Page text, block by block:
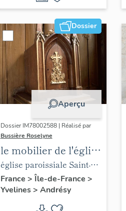
Dossier
Aperçu
Dossier IM78002588 | Réalisé par
Bussière Roselyne
le mobilier de l'église
Saint-Germain-de-
Paris (liste
supplémentaire)
église paroissiale Saint-
Germain
France > Île-de-France >
Yvelines> Andrésy